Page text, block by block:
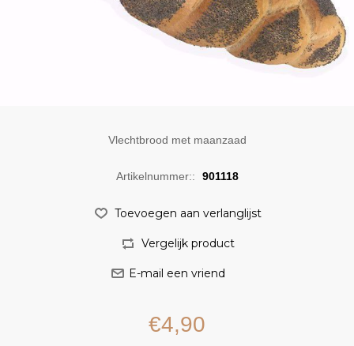
Vlechtbrood met maanzaad
Artikelnummer:: 901118
€4,90